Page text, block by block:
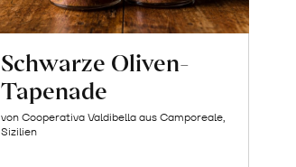
Schwarze Oliven-
Tapenade
von Cooperativa Valdibella aus Camporeale,
Sizilien